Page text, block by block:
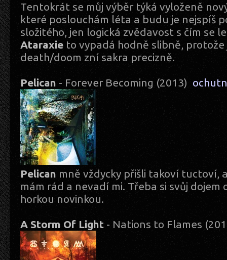
Tentokrát se můj výběr týká vyloženě
které poslouchám léta a budu je nejspíš
složitého, jen logická zvědavost s čím se
Ataraxie to vypadá hodně slibně,
death/doom zní sakra precizně.
Pelican - Forever Becoming (2013)
Pelican mně vždycky přišli takoví tuctoví,
mám rád a nevadí mi. Třeba si svůj dojem
horkou novinkou.
A Storm Of Light - Nations to Flames